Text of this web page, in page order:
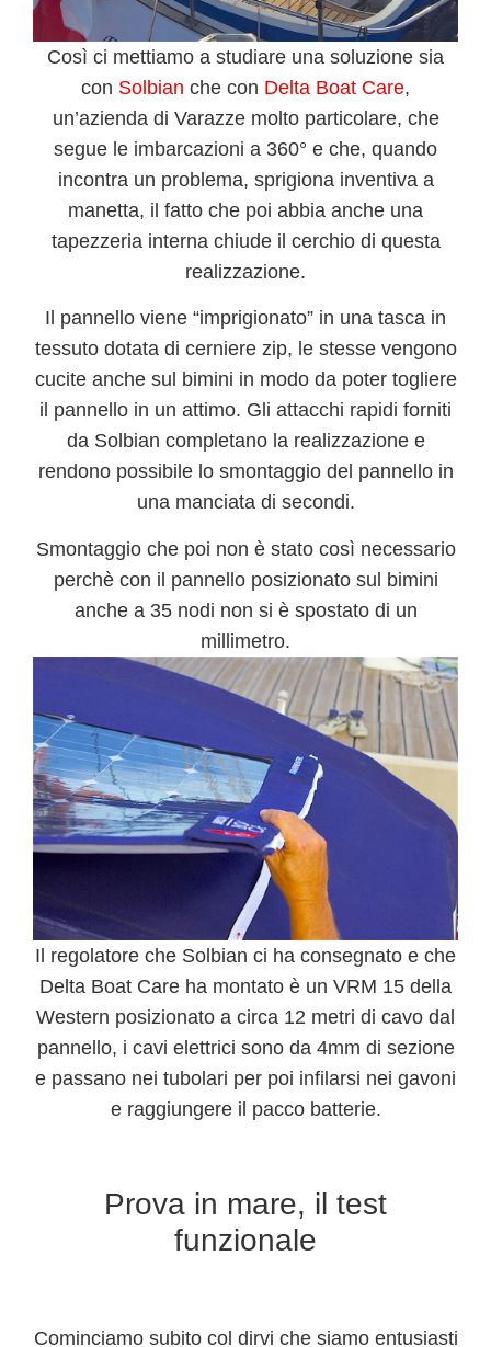
Così ci mettiamo a studiare una soluzione sia
con Solbian che con Delta Boat Care,
un’azienda di Varazze molto particolare, che
segue le imbarcazioni a 360° e che, quando
incontra un problema, sprigiona inventiva a
manetta, il fatto che poi abbia anche una
tapezzeria interna chiude il cerchio di questa
realizzazione.
Il pannello viene “imprigionato” in una tasca in
tessutodotata di cerniere zip, le stesse vengono
cucite anche sul bimini in modo da poter togliere
il pannello in un attimo. Gli attacchi rapidi forniti
da Solbian completano la realizzazione e
rendono possibile lo smontaggio del pannello in
una manciata di secondi.
Smontaggio che poi non è stato così necessario
perchè con il pannello posizionato sul bimini
anche a 35 nodi non si è spostato di un
millimetro.
Il regolatore che Solbian ci ha consegnato e che
Delta Boat Care ha montato è un VRM 15 della
Western posizionato a circa 12 metri di cavo dal
pannello, i cavi elettrici sono da 4mm di sezione
e passano nei tubolari per poi infilarsi nei gavoni
e raggiungere il pacco batterie.
Prova in mare, il test
funzionale
Cominciamo subito col dirvi che siamo entusiasti